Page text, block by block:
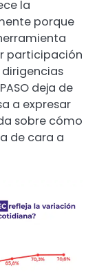
la
porque
participación
deja de
a expresar
sobre cómo
de cara a